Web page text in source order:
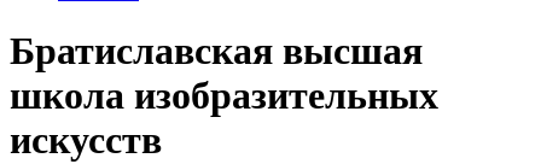
Братиславская высшая
школа изобразительных
искусств